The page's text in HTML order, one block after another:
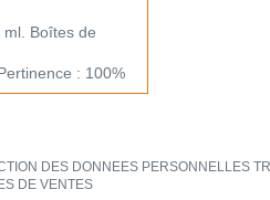
Boîtes de
: 100%
DES DONNEES PERSONNELLES
DE VENTES